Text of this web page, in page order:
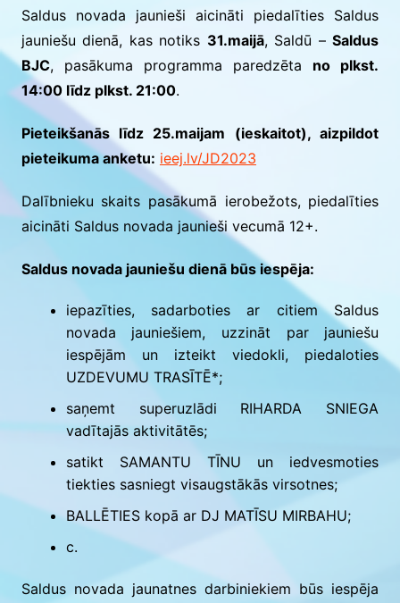
Saldus novada jaunieši aicināti piedalīties Saldus
jauniešu dienā, kas notiks 31.maijā, Saldū –Saldus
BJC, pasākuma programma paredzēta no plkst.
14:00 līdz plkst. 21:00.
Pieteikšanās līdz 25.maijam (ieskaitot), aizpildot
pieteikuma anketu: ieej.lv/JD2023
Dalībnieku skaits pasākumā ierobežots, piedalīties
aicināti Saldus novada jaunieši vecumā 12+.
Saldus novada jauniešu dienā būs iespēja:
iepazīties, sadarboties ar citiem Saldus
novada jauniešiem, uzzināt par jauniešu
iespējām un izteikt viedokli, piedaloties
UZDEVUMU TRASĪTĒ*;
saņemt superuzlādi RIHARDA SNIEGA
vadītajās aktivitātēs;
satikt SAMANTU TĪNU un iedvesmoties
tiekties sasniegt visaugstākās virsotnes;
BALLĒTIES kopā ar DJ MATĪSU MIRBAHU;
c.
Saldus novada jaunatnes darbiniekiem būs iespēja